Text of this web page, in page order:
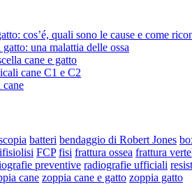
cos’é, quali sono le cause e come
una malattia delle ossa
cane e gatto
cane C1 e C2
cane
batteri bendaggio di Robert Jones
FCP fisi frattura ossea frattura
preventive radiografie ufficiali
cane zoppia cane e gatto zoppia gatto